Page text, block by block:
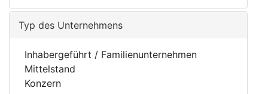
Typ des Unternehmens
Inhabergeführt / Familienunternehmen
Mittelstand
Konzern